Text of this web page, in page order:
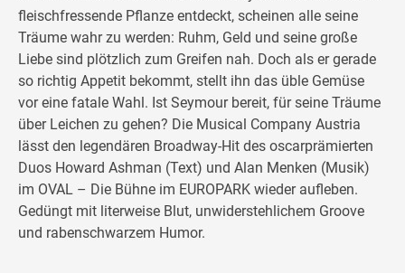
fleischfressende Pflanze entdeckt, scheinen alle seine
Träume wahr zu werden: Ruhm, Geld und seine große
Liebe sind plötzlich zum Greifen nah. Doch als er gerade
so richtig Appetit bekommt, stellt ihn das üble Gemüse
vor eine fatale Wahl. Ist Seymour bereit, für seine Träume
über Leichen zu gehen? Die Musical Company Austria
lässt den legendären Broadway-Hit des oscarprämierten
Duos Howard Ashman (Text) und Alan Menken (Musik)
im OVAL – Die Bühne im EUROPARK wieder aufleben.
Gedüngt mit literweise Blut, unwiderstehlichem Groove
und rabenschwarzem Humor.